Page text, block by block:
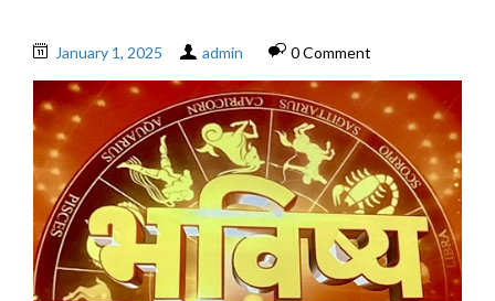
January 1, 2025 admin 0 Comment